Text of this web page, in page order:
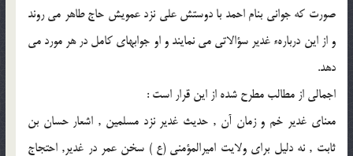
صورت كه جوانى بنام احمد با دوستش على نزد عمويش حاج طاهر مى روند
و از اين دربارهء غدير سؤالاتى مى نمايند و او جوابهاى كامل در هر مورد مى
دهد.
اجمالى از مطالب مطرح شده از اين قرار است :
معناى غدير خم و زمان آن , حديث غدير نزد مسلمين , اشعار حسان بن
ثابت , نه دليل براى ولايت اميرالمؤمنى (ع ) سخن عمر در غدير, احتجاج